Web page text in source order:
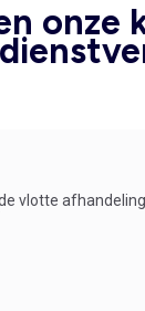
onze
vlotte